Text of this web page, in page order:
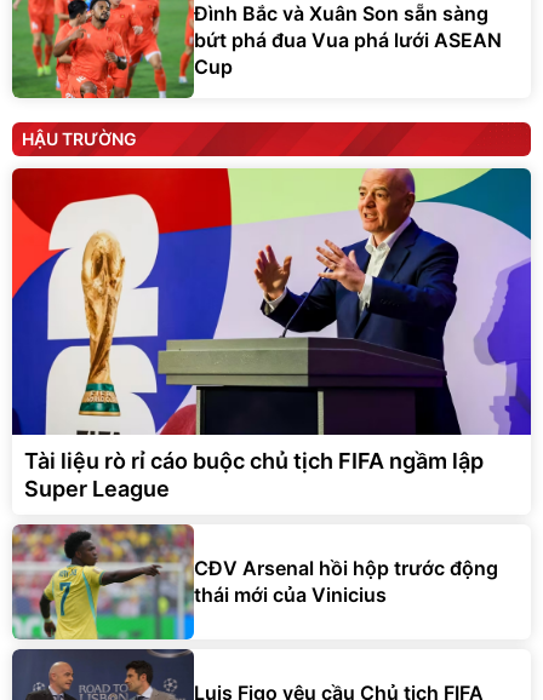
Đình Bắc và Xuân Son sẵn sàng
bứt phá đua Vua phá lưới ASEAN
Cup
HẬU TRƯỜNG
Tài liệu rò rỉ cáo buộc chủ tịch FIFA ngầm lập
Super League
CĐV Arsenal hồi hộp trước động
thái mới của Vinicius
Luis Figo yêu cầu Chủ tịch FIFA